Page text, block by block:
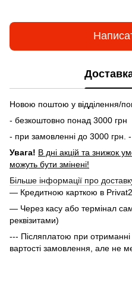
Новою поштою у відділення/
- безкоштовно понад 3000 грн
- при замовленні до 3000 грн.
Увага! В дні акцій та знижок
можуть бути змінені!
Більше інформації про
— Кредитною карткою в
— Через касу або термінал
реквізитами)
--- Післяплатою при отриманні
вартості замовлення, але не